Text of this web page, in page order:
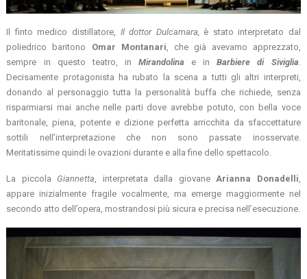
Il finto medico distillatore, Il dottor Dulcamara, è stato interpretato dal
poliedrico baritono Omar Montanari, che già avevamo apprezzato,
sempre in questo teatro, in Mirandolina e inBarbiere di Siviglia.
Decisamente protagonista ha rubato la scena a tutti gli altri interpreti,
donando al personaggio tutta la personalità buffa che richiede, senza
risparmiarsi mai anche nelle parti dove avrebbe potuto, con bella voce
baritonale, piena, potente e dizione perfetta arricchita da sfaccettature
sottili nell’interpretazione che non sono passate inosservate.
Meritatissime quindi le ovazioni durante e alla fine dello spettacolo.
La piccola Giannetta, interpretata dalla giovaneArianna Donadelli,
appare inizialmente fragile vocalmente, ma emerge maggiormente nel
secondo atto dell’opera, mostrandosi più sicura e precisa nell’esecuzione.